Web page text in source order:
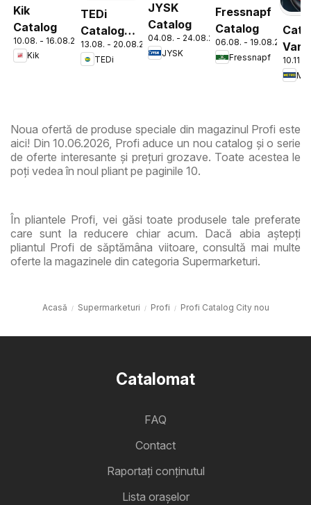
Kik
Catalog
10.08. - 16.08.2026
Kik
TEDi
Catalog
Chitila
13.08. - 20.08.2026
TEDi
JYSK
Catalog
04.08. - 24.08.2026
JYSK
Fressnapf
Catalog
06.08. - 19.08.2026
Fressnapf
de
10.11.
Noua ofertă de produse speciale din magazinul Profi este
aici! Din 10.06.2026, Profi aduce un nou catalog și o serie
de oferte interesante și prețuri grozave. Toate acestea le
poți vedea în noul pliant pe paginile 10.
În pliantele Profi, vei găsi toate produsele tale preferate
care sunt la reducere chiar acum. Dacă abia aștepți
pliantul Profi de săptămâna viitoare, consultă mai multe
oferte la magazinele din categoria Supermarketuri.
Acasă Supermarketuri Profi Profi Catalog City nou
Catalomat
FAQ
Contact
Raportați conținutul
Lista oraşelor